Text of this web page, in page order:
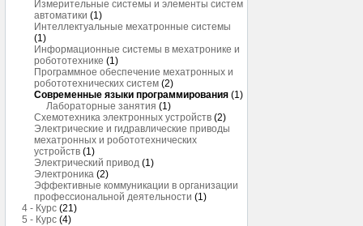
Измерительные системы и элементы систем
автоматики (1)
Интеллектуальные мехатронные системы
(1)
Информационные системы в мехатронике и
робототехнике (1)
Программное обеспечение мехатронных и
робототехнических систем (2)
Современные языки программирования (1)
Лабораторные занятия (1)
Схемотехника электронных устройств (2)
Электрические и гидравлические приводы
мехатронных и робототехнических
устройств (1)
Электрический привод (1)
Электроника (2)
Эффективные коммуникации в организации
профессиональной деятельности (1)
4 - Курс (21)
5 - Курс (4)